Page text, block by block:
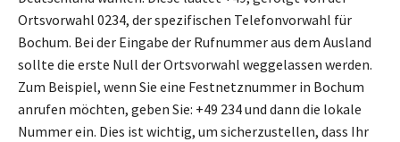
Ortsvorwahl 0234, der spezifischen Telefonvorwahl für
Bochum. Bei der Eingabe der Rufnummer aus dem Ausland
sollte die erste Null der Ortsvorwahl weggelassen werden.
Zum Beispiel, wenn Sie eine Festnetznummer in Bochum
anrufen möchten, geben Sie: +49 234 und dann die lokale
Nummer ein. Dies ist wichtig, um sicherzustellen, dass Ihr